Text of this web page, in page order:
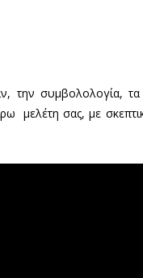
την συμβολολογία,
μελέτη σας, με